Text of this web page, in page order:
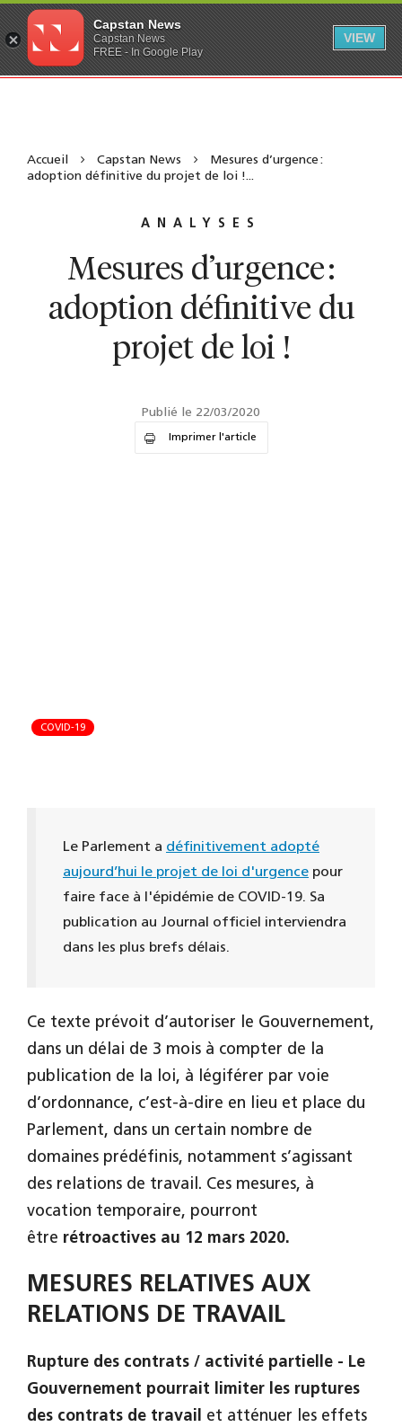
Accueil Capstan News
Mesures d’urgence :
adoption définitive du projet de loi !...
ANALYSES
Mesures d’urgence :
adoption définitive du
projet de loi !
Publié le 22/03/2020
Imprimer l'article
COVID-19
Le Parlement a définitivement adopté
aujourd’hui le projet de loi d'urgence pour
faire face à l'épidémie de COVID-19. Sa
publication au Journal officiel interviendra
dans les plus brefs délais.
Ce texte prévoit d’autoriser le Gouvernement,
dans un délai de 3 mois à compter de la
publication de la loi, à légiférer par voie
d’ordonnance, c’est-à-dire en lieu et place du
Parlement, dans un certain nombre de
domaines prédéfinis, notamment s’agissant
des relations de travail. Ces mesures, à
vocation temporaire, pourront
être rétroactives au 12 mars 2020.
MESURES RELATIVES AUX
RELATIONS DE TRAVAIL
Rupture des contrats / activité partielle - Le
Gouvernement pourrait limiter les ruptures
des contrats de travail et atténuer les effets
Capstan News
Capstan News
FREE - In Google Play
VIEW